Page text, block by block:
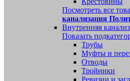
Посмотреть все
канализация
Внутренняя
Показать
Трубы
Муфты и
Отводы
Тройники
Ревизии и